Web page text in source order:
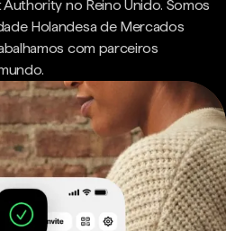
no Reino Unido. Somos
Holandesa de Mercados
com parceiros